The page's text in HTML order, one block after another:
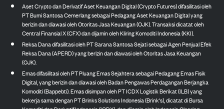
Aset Crypto dan Derivatif Aset Keuangan Digital (Crypto Futures) difasilitasi oleh
PT Bumi Santosa Cemerlang sebagai Pedagang Aset Keuangan Digital yang
berizin dan diawasi oleh Otoritas Jasa Keuangan (OJK). Transaksi dicatat oleh
Central Finansial X (CFX) dan dijamin oleh Kliring Komoditi Indonesia (KKI).
Reksa Dana difasilitasi oleh PT Sarana Santosa Sejati sebagai Agen Penjual Efek
Reksa Dana (APERD) yang berizin dan diawasi oleh Otoritas Jasa Keuangan
(OJK).
Emas difasilitasi oleh PT Pluang Emas Sejahtera sebagai Pedagang Emas Fisik
Digital, yang berizin dan diawasi oleh Badan Pengawas Perdagangan Berjangka
Komoditi (Bappebti). Emas disimpan oleh PT ICDX Logistik Berikat (ILB) yang
bekerja sama dengan PT Brinks Solutions Indonesia (Brink's), dicatat di Bursa